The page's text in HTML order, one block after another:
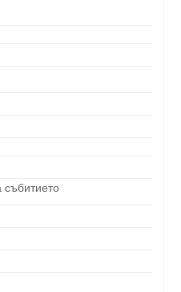
събитието